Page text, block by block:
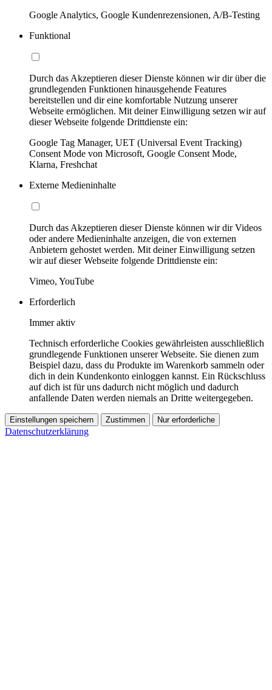
Google Analytics, Google Kundenrezensionen, A/B-Testing
Funktional
Durch das Akzeptieren dieser Dienste können wir dir über die
grundlegenden Funktionen hinausgehende Features
bereitstellen und dir eine komfortable Nutzung unserer
Webseite ermöglichen. Mit deiner Einwilligung setzen wir auf
dieser Webseite folgende Drittdienste ein:
Google Tag Manager, UET (Universal Event Tracking)
Consent Mode von Microsoft, Google Consent Mode,
Klarna, Freshchat
Externe Medieninhalte
Durch das Akzeptieren dieser Dienste können wir dir Videos
oder andere Medieninhalte anzeigen, die von externen
Anbietern gehostet werden. Mit deiner Einwilligung setzen
wir auf dieser Webseite folgende Drittdienste ein:
Vimeo, YouTube
Erforderlich
Immer aktiv
Technisch erforderliche Cookies gewährleisten ausschließlich
grundlegende Funktionen unserer Webseite. Sie dienen zum
Beispiel dazu, dass du Produkte im Warenkorb sammeln oder
dich in dein Kundenkonto einloggen kannst. Ein Rückschluss
auf dich ist für uns dadurch nicht möglich und dadurch
anfallende Daten werden niemals an Dritte weitergegeben.
Einstellungen speichern Zustimmen Nur erforderliche
Datenschutzerklärung